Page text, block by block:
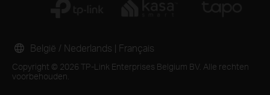
Copyright © 2026 TP-Link Enterprises Belgium BV. Alle rechten
voorbehouden.
België / Nederlands | Français